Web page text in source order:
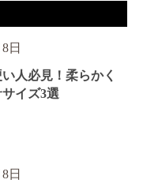
日
人必見！柔らかく
イズ3選
日